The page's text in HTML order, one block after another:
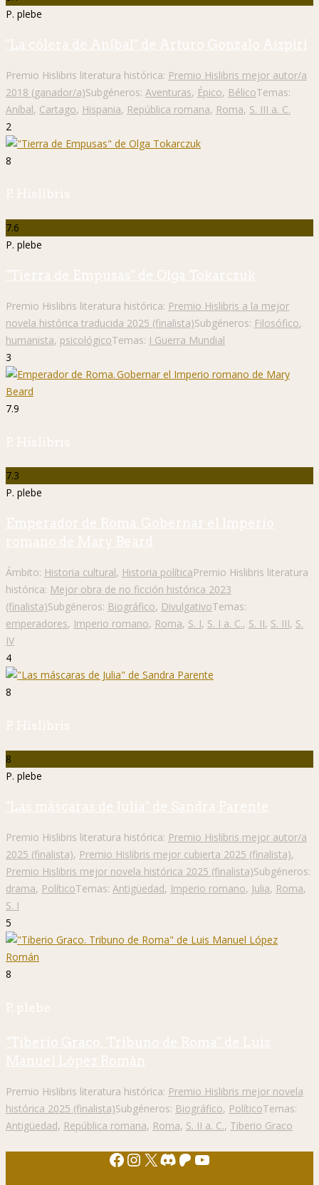
P. plebe
"La cólera de Aníbal" de Arturo Gonzalo Aizpiri
Premio Hislibris literatura histórica: Premio Hislibris mejor autor/a
2018 (ganador/a)Subgéneros: Aventuras, Épico, BélicoTemas:
Aníbal, Cartago, Hispania, República romana, Roma, S. III a. C.
2
8
P. Hislibris
7.6
P. plebe
"Tierra de Empusas" de Olga Tokarczuk
Premio Hislibris literatura histórica: Premio Hislibris a la mejor
novela histórica traducida 2025 (finalista)Subgéneros: Filosófico,
humanista, psicológicoTemas: I Guerra Mundial
3
7.9
P. Hislibris
7.3
P. plebe
Emperador de Roma. Gobernar el Imperio
romano de Mary Beard
Ámbito: Historia cultural, Historia políticaPremio Hislibris literatura
histórica: Mejor obra de no ficción histórica 2023
(finalista)Subgéneros: Biográfico, DivulgativoTemas:
emperadores, Imperio romano, Roma, S. I, S. I a. C., S. II, S. III, S.
IV
4
8
P. Hislibris
8
P. plebe
"Las máscaras de Julia" de Sandra Parente
Premio Hislibris literatura histórica: Premio Hislibris mejor autor/a
2025 (finalista), Premio Hislibris mejor cubierta 2025 (finalista),
Premio Hislibris mejor novela histórica 2025 (finalista)Subgéneros:
drama, PolíticoTemas: Antigüedad, Imperio romano, Julia, Roma,
S. I
5
8
P. plebe
"Tiberio Graco. Tribuno de Roma" de Luis
Manuel López Román
Premio Hislibris literatura histórica: Premio Hislibris mejor novela
histórica 2025 (finalista)Subgéneros: Biográfico, PolíticoTemas:
Antigüedad, República romana, Roma, S. II a. C., Tiberio Graco
Facebook
Instagram
X Discord
Patreon
YouTube